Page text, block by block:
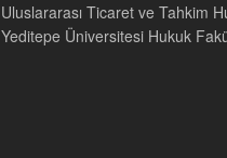
Uluslararası Ticaret ve Tahkim
Yeditepe Üniversitesi Hukuk